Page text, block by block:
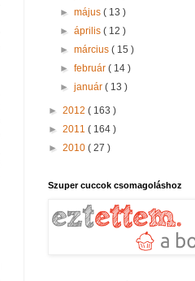
►május( 13 )
►április( 12 )
►március( 15 )
►február( 14 )
►január( 13 )
► 2012 ( 163 )
► 2011 ( 164 )
► 2010 ( 27 )
Szuper cuccok csomagoláshoz